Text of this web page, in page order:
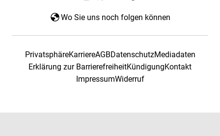
Wo Sie uns noch folgen können
PrivatsphäreKarriereAGBDatenschutzMediadaten
Erklärung zur BarrierefreiheitKündigungKontakt
ImpressumWiderruf